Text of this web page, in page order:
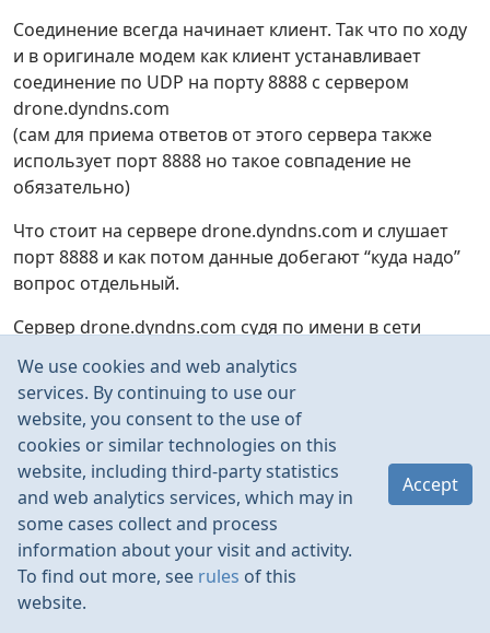
Соединение всегда начинает клиент. Так что по ходу
и в оригинале модем как клиент устанавливает
соединение по UDP на порту 8888 с сервером
drone.dyndns.com
(сам для приема ответов от этого сервера также
использует порт 8888 но такое совпадение не
обязательно)
Что стоит на сервере drone.dyndns.com и слушает
порт 8888 и как потом данные добегают “куда надо”
вопрос отдельный.
Сервер drone.dyndns.com судя по имени в сети
хотя и реальный но динамически назначаемый
адрес (ну вот прямо как ваш роутер). И чтобы
постоянно не перепрограммировать для модема
значение IP адреса в командах выше, этот сервер
арендует имя (зону) drone в сервисе dyndns.com и
при каждом старте после получения IP адреса от
провайдера забегает в сервис (это динамический
DNS сервер) для регистрации связки полученного IP
с именем drone.dyndns.com. За счет этого в коде
инициализации модема “гвоздями прибит” адрес
We use cookies and web analytics
services. By continuing to use our
website, you consent to the use of
cookies or similar technologies on this
website, including third-party statistics
and web analytics services, which may in
some cases collect and process
information about your visit and activity.
To find out more, see rules of this
website.
Accept